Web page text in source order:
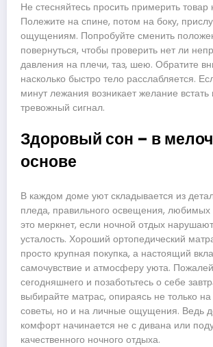
Не стесняйтесь просить примерить товар
Полежите на спине, потом на боку,
ощущениям. Попробуйте сменить
повернуться, чтобы проверить нет ли
давления на плечи, таз, шею. Обратите
насколько быстро тело расслабляется.
минут лежания возникает желание встать
тревожный сигнал.
Здоровый сон – в
основе
В каждом доме уют складывается из
пледа, правильного освещения,
это меркнет, если ночной отдых
усталость. Хороший ортопедический
просто крупная покупка, а настоящий
самочувствие и атмосферу уюта.
сегодняшнего и позаботьтесь о себе
выбирайте матрас, опираясь не только
советы, но и на личные ощущения. Ведь
комфорт начинается не с дивана или
качественного ночного отдыха.